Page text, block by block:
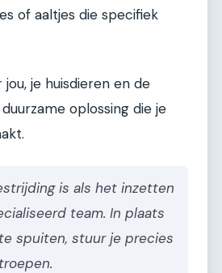
of aaltjes die specifiek
jou, je huisdieren en de
oplossing die je
is als het inzetten
team. In plaats
spuiten, stuur je precies